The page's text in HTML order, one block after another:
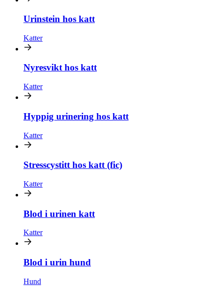
Urinstein hos katt
Katter
Nyresvikt hos katt
Katter
Hyppig urinering hos katt
Katter
Stresscystitt hos katt (fic)
Katter
Blod i urinen katt
Katter
Blod i urin hund
Hund